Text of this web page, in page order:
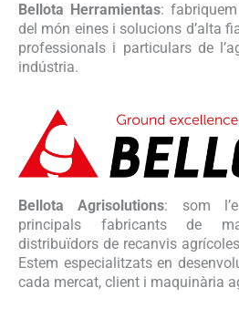
Bellota Herramientas:
del món eines i solucions d’alta
professionals i particulars de
indústria.
Bellota Agrisolutions: som
principals fabricants de
distribuïdors de recanvis
Estem especialitzats en
cada mercat, client i maquinària